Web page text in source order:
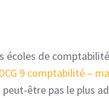
écoles de
DCG 9 comptabilité –
être pas le plus